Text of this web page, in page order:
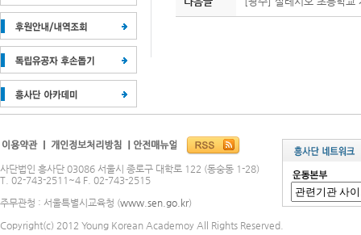
사단법인 흥사단 03086 서울시 종로구 대학로 122 (동숭동 1-28)
T. 02-743-2511~4 F. 02-743-2515
주무관청 : 서울특별시교육청 (www.sen.go.kr)
Copyright(c) 2012 Young Korean Academoy All Rights Reserved.